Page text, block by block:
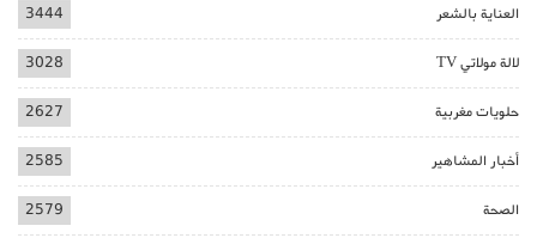
العناية بالشعر 3444
لالة مولاتي TV 3028
حلويات مغربية 2627
أخبار المشاهير 2585
الصحة 2579